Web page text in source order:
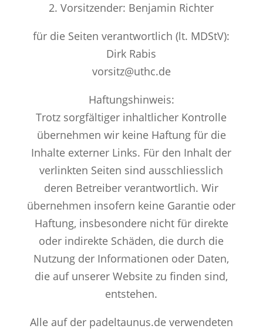
2. Vorsitzender: Benjamin Richter
für die Seiten verantwortlich (lt. MDStV):
Dirk Rabis
vorsitz@uthc.de
Haftungshinweis:
Trotz sorgfältiger inhaltlicher Kontrolle
übernehmen wir keine Haftung für die
Inhalte externer Links. Für den Inhalt der
verlinkten Seiten sind ausschliesslich
deren Betreiber verantwortlich. Wir
übernehmen insofern keine Garantie oder
Haftung, insbesondere nicht für direkte
oder indirekte Schäden, die durch die
Nutzung der Informationen oder Daten,
die auf unserer Website zu finden sind,
entstehen.
Alle auf der padeltaunus.de verwendeten